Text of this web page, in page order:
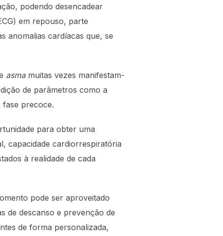
podendo desencadear
em repouso, parte
anomalias cardíacas que, se
asmamuitas vezes manifestam-
de parâmetros como a
fase precoce.
para obter uma
capacidade cardiorrespiratória
à realidade de cada
pode ser aproveitado
de descanso e prevenção de
de forma personalizada,